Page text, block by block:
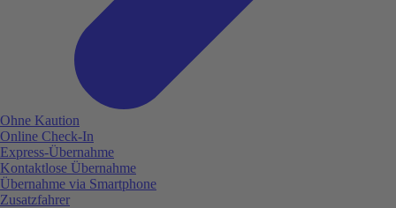
Ohne Kaution
Online Check-In
Express-Übernahme
Kontaktlose Übernahme
Übernahme via Smartphone
Zusatzfahrer